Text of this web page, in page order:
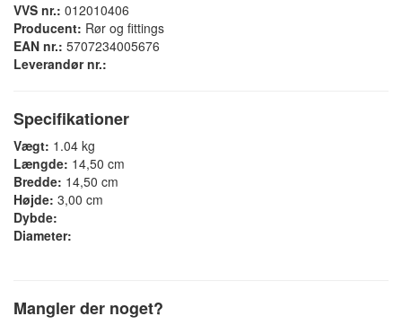
VVS nr.: 012010406
Producent: Rør og fittings
EAN nr.: 5707234005676
Leverandør nr.:
Specifikationer
Vægt: 1.04 kg
Længde: 14,50 cm
Bredde: 14,50 cm
Højde: 3,00 cm
Dybde:
Diameter:
Mangler der noget?